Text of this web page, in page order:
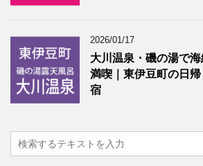
2026/01/17
大川温泉・磯の湯で
満喫｜東伊豆町の日
宿